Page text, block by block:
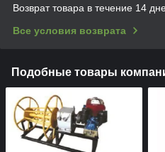
Возврат товара в течение 14
Все условия возврата
Подобные товары